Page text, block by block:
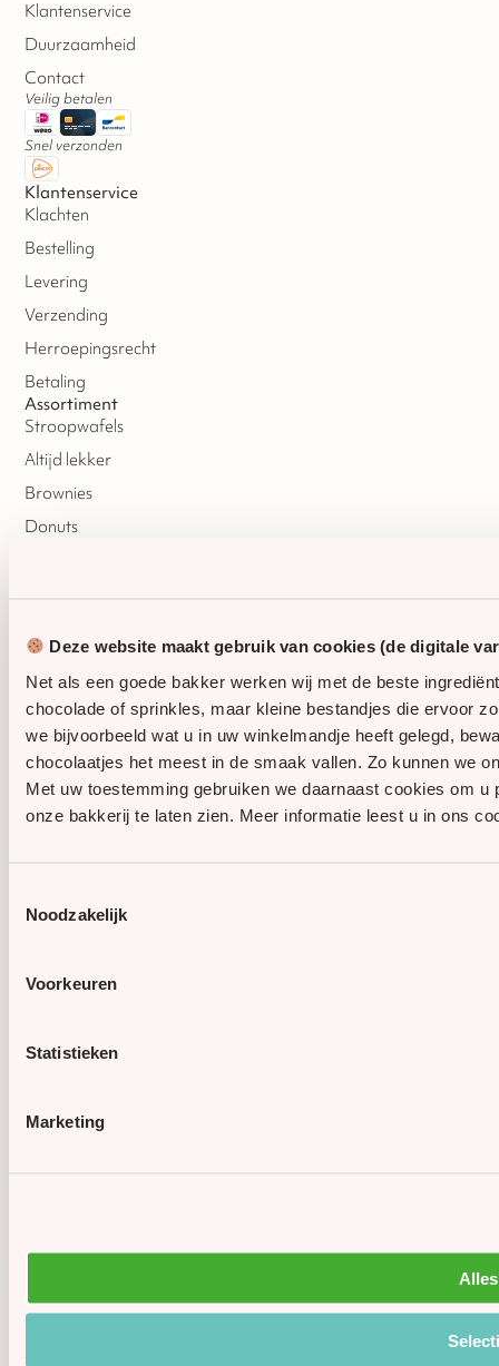
Deze website maakt gebruik van cookies (de digitale
Net als een goede bakker werken wij met de beste
chocolade of sprinkles, maar kleine bestandjes die ervoor
we bijvoorbeeld wat u in uw winkelmandje heeft gelegd,
chocolaatjes het meest in de smaak vallen. Zo kunnen we
Met uw toestemming gebruiken we daarnaast cookies om
onze bakkerij te laten zien. Meer informatie leest u in ons
Noodzakelijk
Voorkeuren
Statistieken
Marketing
Klantenservice
Duurzaamheid
Contact
Veilig betalen
Snel verzonden
Klantenservice
Klachten
Bestelling
Levering
Verzending
Herroepingsrecht
Betaling
Assortiment
Stroopwafels
Altijd lekker
Brownies
Donuts
Privacybeleid Algemene voorwaarden Cookies